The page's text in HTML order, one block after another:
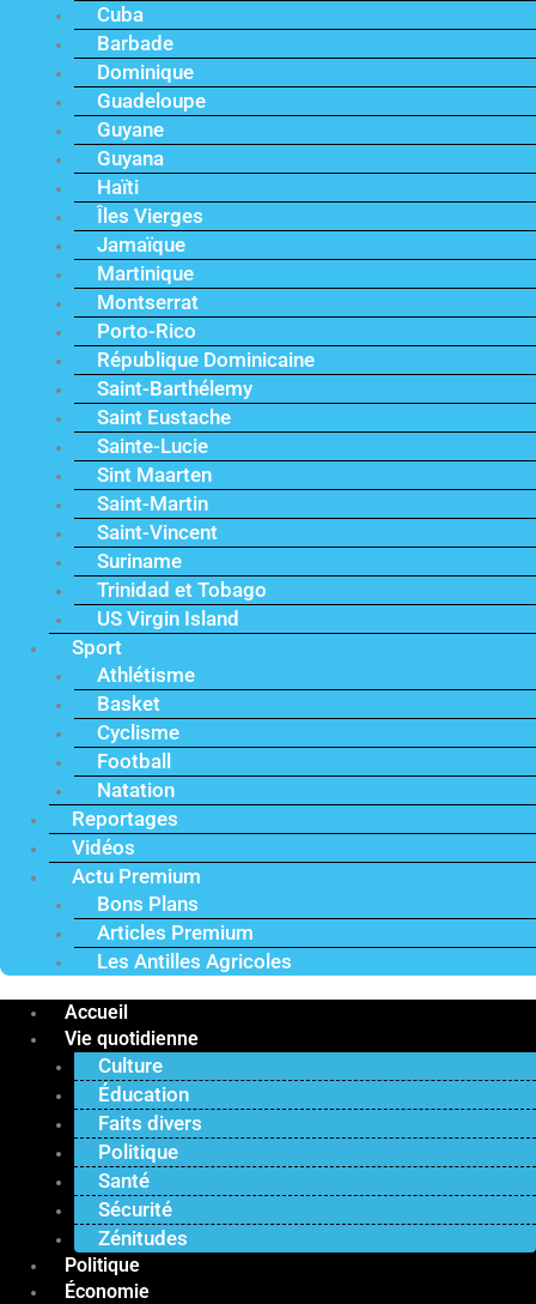
Cuba
Barbade
Dominique
Guadeloupe
Guyane
Guyana
Haïti
Îles Vierges
Jamaïque
Martinique
Montserrat
Porto-Rico
République Dominicaine
Saint-Barthélemy
Saint Eustache
Sainte-Lucie
Sint Maarten
Saint-Martin
Saint-Vincent
Suriname
Trinidad et Tobago
US Virgin Island
Sport
Athlétisme
Basket
Cyclisme
Football
Natation
Reportages
Vidéos
Actu Premium
Bons Plans
Articles Premium
Les Antilles Agricoles
Accueil
Vie quotidienne
Culture
Éducation
Faits divers
Politique
Santé
Sécurité
Zénitudes
Politique
Économie